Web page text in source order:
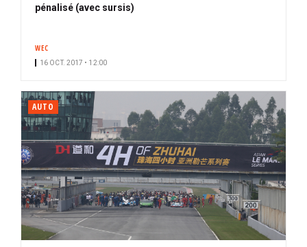
pénalisé (avec sursis)
WEC
16 OCT. 2017 • 12:00
AUTO